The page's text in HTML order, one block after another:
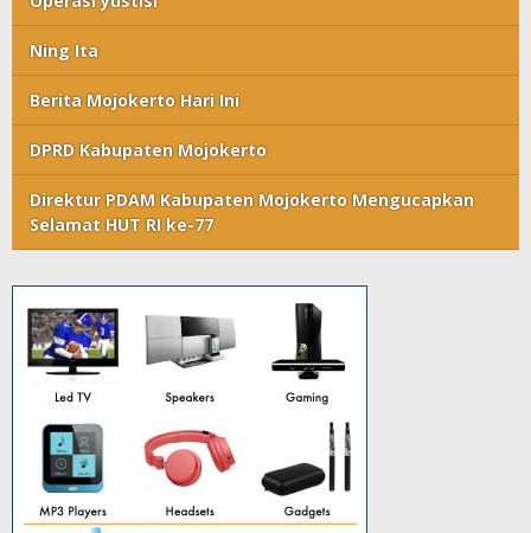
Ning Ita
Berita Mojokerto Hari Ini
DPRD Kabupaten Mojokerto
Direktur PDAM Kabupaten Mojokerto Mengucapkan
Selamat HUT RI ke-77